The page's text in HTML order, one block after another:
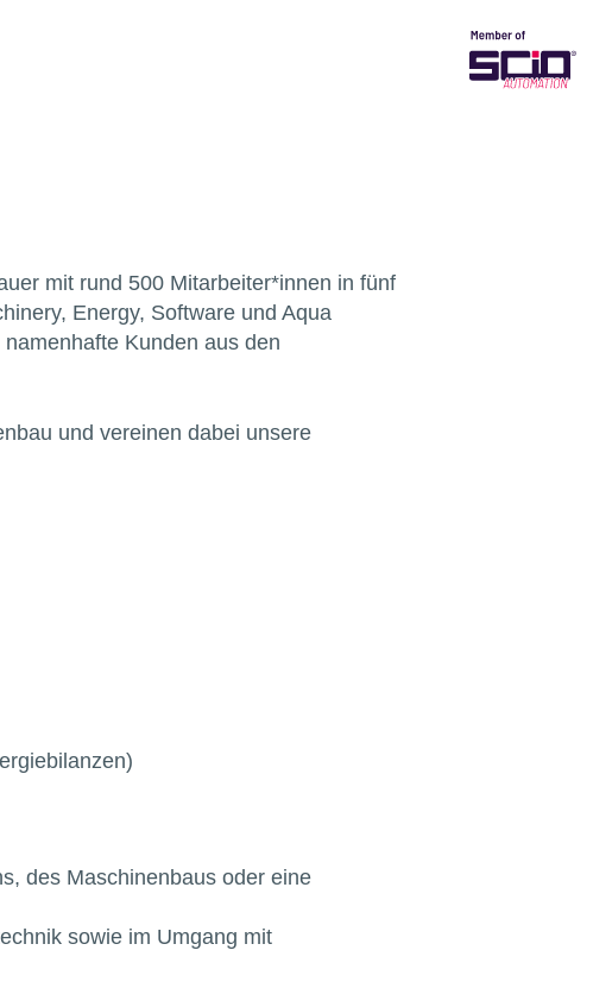
mit rund 500 Mitarbeiter*innen in fünf
Energy, Software und Aqua
Kunden aus den
und vereinen dabei unsere
des Maschinenbaus oder eine
sowie im Umgang mit